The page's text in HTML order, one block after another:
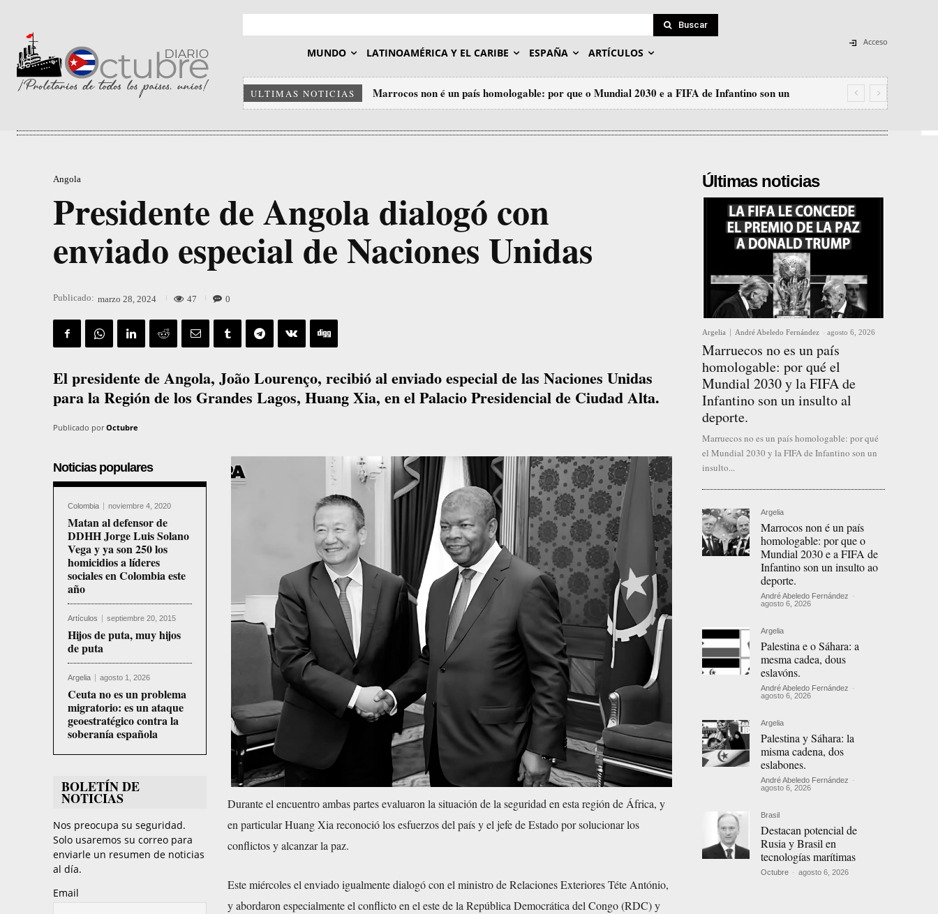
Buscar
MUNDO LATINOAMÉRICA Y EL CARIBE ESPAÑA ARTÍCULOS
Acceso
ULTIMAS NOTICIAS
Marrocos non é un país homologable: por que o Mundial 2030 e a FIFA de Infantino son un
insulto ao deporte.
Angola
Presidente de Angola dialogó con
enviado especial de Naciones Unidas
Publicado: marzo 28, 2024 47 0
El presidente de Angola, João Lourenço, recibió al enviado especial de las Naciones Unidas
para la Región de los Grandes Lagos, Huang Xia, en el Palacio Presidencial de Ciudad Alta.
Publicado por Octubre
Noticias populares
Colombia noviembre 4, 2020
Matan al defensor de
DDHH Jorge Luis Solano
Vega y ya son 250 los
homicidios a líderes
sociales en Colombia este
año
Artículos septiembre 20, 2015
Hijos de puta, muy hijos
de puta
Argelia agosto 1, 2026
Ceuta no es un problema
migratorio: es un ataque
geoestratégico contra la
soberanía española
BOLETÍN DE
NOTICIAS
Nos preocupa su seguridad.
Solo usaremos su correo para
enviarle un resumen de noticias
al día.
Email
Durante el encuentro ambas partes evaluaron la situación de la seguridad en esta región de África, y
en particular Huang Xia reconoció los esfuerzos del país y el jefe de Estado por solucionar los
conflictos y alcanzar la paz.
Este miércoles el enviado igualmente dialogó con el ministro de Relaciones Exteriores Téte António,
y abordaron especialmente el conflicto en el este de la República Democrática del Congo (RDC) y
Últimas noticias
Argelia André Abeledo Fernández - agosto 6, 2026
Marruecos no es un país
homologable: por qué el
Mundial 2030 y la FIFA de
Infantino son un insulto al
deporte.
Marruecos no es un país homologable: por qué
el Mundial 2030 y la FIFA de Infantino son un
insulto...
Argelia
Marrocos non é un país
homologable: por que o
Mundial 2030 e a FIFA de
Infantino son un insulto ao
deporte.
André Abeledo Fernández -
agosto 6, 2026
Argelia
Palestina e o Sáhara: a
mesma cadea, dous
eslavóns.
André Abeledo Fernández -
agosto 6, 2026
Argelia
Palestina y Sáhara: la
misma cadena, dos
eslabones.
André Abeledo Fernández -
agosto 6, 2026
Brasil
Destacan potencial de
Rusia y Brasil en
tecnologías marítimas
Octubre - agosto 6, 2026